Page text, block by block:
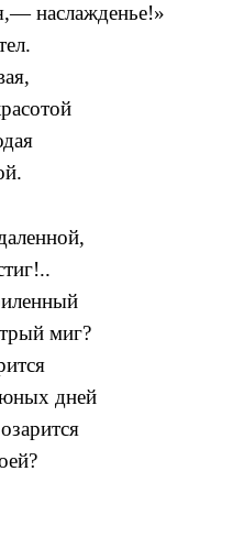
наслажденье!»
миг?
дней